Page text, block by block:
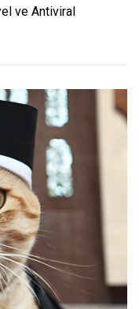
ve Antiviral